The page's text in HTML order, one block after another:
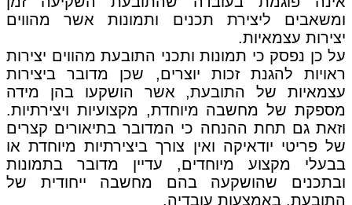
ומשאבים ליצירת תכנים ותמונות אשר מהווים
יצירות עצמאיות.
על כן נפסק כי תמונות ותכני התובעת מהווים יצירות
ראויות להגנת זכות יוצרים, שכן מדובר ביצירות
עצמאיות של התובעת, אשר הושקעו בהן מידה
מספקת של מחשבה מיוחדת, מקצועיות ויצירתיות.
וזאת גם תחת ההנחה כי המדובר בתיאורים קצרים
של פריטי יודאיקה ואין צורך ביצירתיות מיוחדת או
בבעלי מקצוע מיוחדים, עדיין מדובר בתמונות
ובתכנים שהושקעה בהם מחשבה ייחודית של
התובעת, באמצעות עובדיה.